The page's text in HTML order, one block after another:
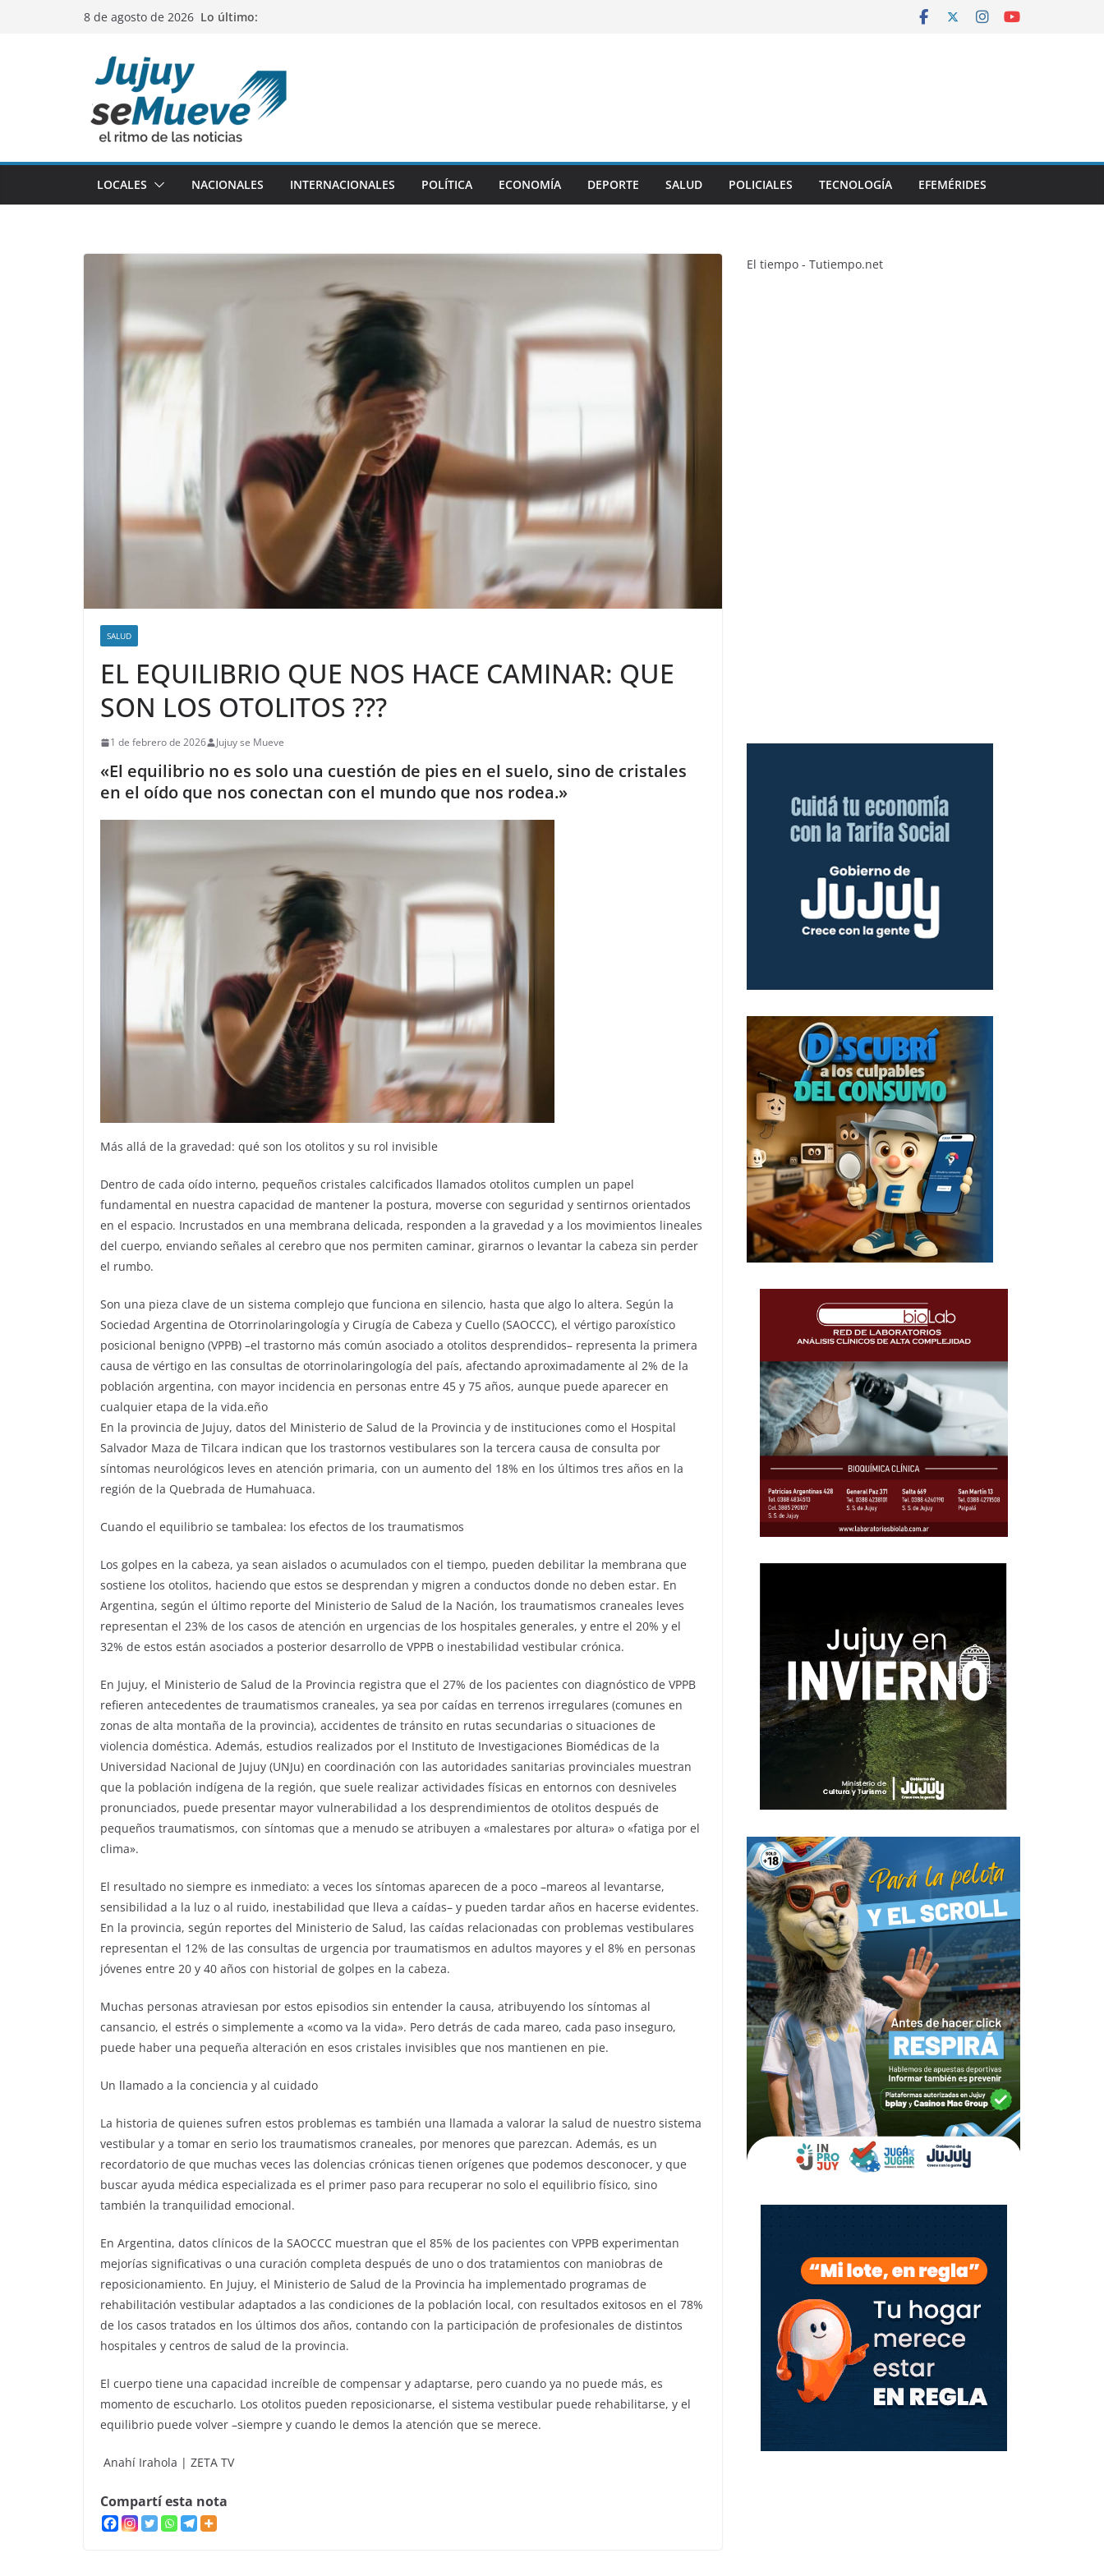
8 de agosto de 2026 Lo último:
LOCALES NACIONALES INTERNACIONALES POLÍTICA ECONOMÍA DEPORTE SALUD POLICIALES TECNOLOGÍA EFEMÉRIDES
SALUD
EL EQUILIBRIO QUE NOS HACE CAMINAR: QUE
SON LOS OTOLITOS ???
1 de febrero de 2026 Jujuy se Mueve
«El equilibrio no es solo una cuestión de pies en el suelo, sino de cristales
en el oído que nos conectan con el mundo que nos rodea.»
Más allá de la gravedad: qué son los otolitos y su rol invisible
Dentro de cada oído interno, pequeños cristales calcificados llamados otolitos cumplen un papel
fundamental en nuestra capacidad de mantener la postura, moverse con seguridad y sentirnos orientados
en el espacio. Incrustados en una membrana delicada, responden a la gravedad y a los movimientos lineales
del cuerpo, enviando señales al cerebro que nos permiten caminar, girarnos o levantar la cabeza sin perder
el rumbo.
Son una pieza clave de un sistema complejo que funciona en silencio, hasta que algo lo altera. Según la
Sociedad Argentina de Otorrinolaringología y Cirugía de Cabeza y Cuello (SAOCCC), el vértigo paroxístico
posicional benigno (VPPB) –el trastorno más común asociado a otolitos desprendidos– representa la primera
causa de vértigo en las consultas de otorrinolaringología del país, afectando aproximadamente al 2% de la
población argentina, con mayor incidencia en personas entre 45 y 75 años, aunque puede aparecer en
cualquier etapa de la vida.eño
En la provincia de Jujuy, datos del Ministerio de Salud de la Provincia y de instituciones como el Hospital
Salvador Maza de Tilcara indican que los trastornos vestibulares son la tercera causa de consulta por
síntomas neurológicos leves en atención primaria, con un aumento del 18% en los últimos tres años en la
región de la Quebrada de Humahuaca.
Cuando el equilibrio se tambalea: los efectos de los traumatismos
Los golpes en la cabeza, ya sean aislados o acumulados con el tiempo, pueden debilitar la membrana que
sostiene los otolitos, haciendo que estos se desprendan y migren a conductos donde no deben estar. En
Argentina, según el último reporte del Ministerio de Salud de la Nación, los traumatismos craneales leves
representan el 23% de los casos de atención en urgencias de los hospitales generales, y entre el 20% y el
32% de estos están asociados a posterior desarrollo de VPPB o inestabilidad vestibular crónica.
En Jujuy, el Ministerio de Salud de la Provincia registra que el 27% de los pacientes con diagnóstico de VPPB
refieren antecedentes de traumatismos craneales, ya sea por caídas en terrenos irregulares (comunes en
zonas de alta montaña de la provincia), accidentes de tránsito en rutas secundarias o situaciones de
violencia doméstica. Además, estudios realizados por el Instituto de Investigaciones Biomédicas de la
Universidad Nacional de Jujuy (UNJu) en coordinación con las autoridades sanitarias provinciales muestran
que la población indígena de la región, que suele realizar actividades físicas en entornos con desniveles
pronunciados, puede presentar mayor vulnerabilidad a los desprendimientos de otolitos después de
pequeños traumatismos, con síntomas que a menudo se atribuyen a «malestares por altura» o «fatiga por el
clima».
El resultado no siempre es inmediato: a veces los síntomas aparecen de a poco –mareos al levantarse,
sensibilidad a la luz o al ruido, inestabilidad que lleva a caídas– y pueden tardar años en hacerse evidentes.
En la provincia, según reportes del Ministerio de Salud, las caídas relacionadas con problemas vestibulares
representan el 12% de las consultas de urgencia por traumatismos en adultos mayores y el 8% en personas
jóvenes entre 20 y 40 años con historial de golpes en la cabeza.
Muchas personas atraviesan por estos episodios sin entender la causa, atribuyendo los síntomas al
cansancio, el estrés o simplemente a «como va la vida». Pero detrás de cada mareo, cada paso inseguro,
puede haber una pequeña alteración en esos cristales invisibles que nos mantienen en pie.
Un llamado a la conciencia y al cuidado
La historia de quienes sufren estos problemas es también una llamada a valorar la salud de nuestro sistema
vestibular y a tomar en serio los traumatismos craneales, por menores que parezcan. Además, es un
recordatorio de que muchas veces las dolencias crónicas tienen orígenes que podemos desconocer, y que
buscar ayuda médica especializada es el primer paso para recuperar no solo el equilibrio físico, sino
también la tranquilidad emocional.
En Argentina, datos clínicos de la SAOCCC muestran que el 85% de los pacientes con VPPB experimentan
mejorías significativas o una curación completa después de uno o dos tratamientos con maniobras de
reposicionamiento. En Jujuy, el Ministerio de Salud de la Provincia ha implementado programas de
rehabilitación vestibular adaptados a las condiciones de la población local, con resultados exitosos en el 78%
de los casos tratados en los últimos dos años, contando con la participación de profesionales de distintos
hospitales y centros de salud de la provincia.
El cuerpo tiene una capacidad increíble de compensar y adaptarse, pero cuando ya no puede más, es
momento de escucharlo. Los otolitos pueden reposicionarse, el sistema vestibular puede rehabilitarse, y el
equilibrio puede volver –siempre y cuando le demos la atención que se merece.
Anahí Irahola | ZETA TV
Compartí esta nota
El tiempo - Tutiempo.net